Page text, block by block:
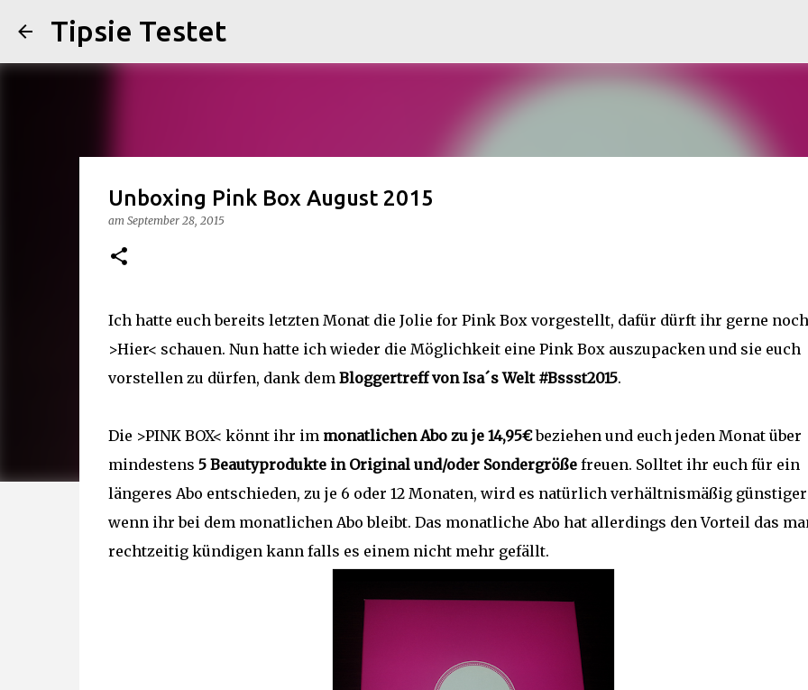
Tipsie Testet
Unboxing Pink Box August 2015
am September 28, 2015
Ich hatte euch bereits letzten Monat die Jolie for Pink Box vorgestellt, dafür dürft ihr gerne
>Hier< schauen. Nun hatte ich wieder die Möglichkeit eine Pink Box auszupacken und sie euch
vorstellen zu dürfen, dank dem Bloggertreff von Isa´s Welt #Bssst2015.
Die >PINK BOX< könnt ihr im monatlichen Abo zu je 14,95€beziehen und euch jeden Monat über
mindestens 5 Beautyprodukte in Original und/oder Sondergrößefreuen. Solltet ihr euch für ein
längeres Abo entschieden, zu je 6 oder 12 Monaten, wird es natürlich verhältnismäßig
wenn ihr bei dem monatlichen Abo bleibt. Das monatliche Abo hat allerdings den Vorteil das
rechtzeitig kündigen kann falls es einem nicht mehr gefällt.